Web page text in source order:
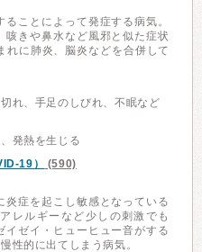
ことによって発症する病気。
きや鼻水など風邪と似た症状
に肺炎、脳炎などを合併して
れ、手足のしびれ、不眠など
発熱を生じる
19）
(590)
症を起こし敏感となっている
レルギーなど少しの刺激でも
ゼイ・ヒューヒュー音がする
性的に出てしまう病気。